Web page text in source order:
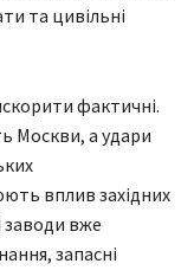
та цивільні
фактичні.
Москви, а удари
вплив західних
заводи вже
запасні